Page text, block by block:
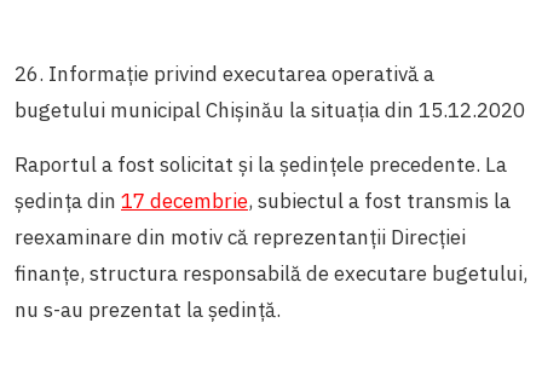
26. Informație privind executarea operativă a
bugetului municipal Chișinău la situația din 15.12.2020
Raportul a fost solicitat și la ședințele precedente. La
ședința din 17 decembrie, subiectul a fost transmis la
reexaminare din motiv că reprezentanții Direcției
finanțe, structura responsabilă de executare bugetului,
nu s-au prezentat la ședință.